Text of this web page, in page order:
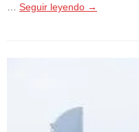
Seguir leyendo →